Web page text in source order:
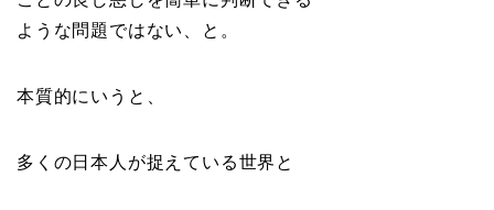
ような問題ではない、と。
本質的にいうと、
多くの日本人が捉えている世界と